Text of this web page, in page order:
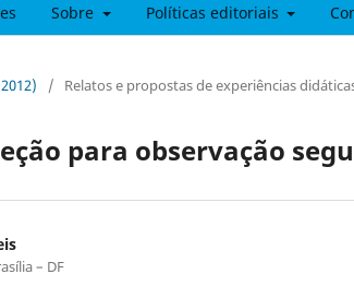
Sobre Políticas editoriais
/ Relatos e propostas de experiências
para observação
– DF